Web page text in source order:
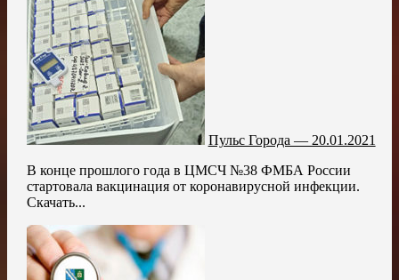
Пульс Города — 20.01.2021
В конце прошлого года в ЦМСЧ №38 ФМБА России
стартовала вакцинация от коронавирусной инфекции.
Скачать...